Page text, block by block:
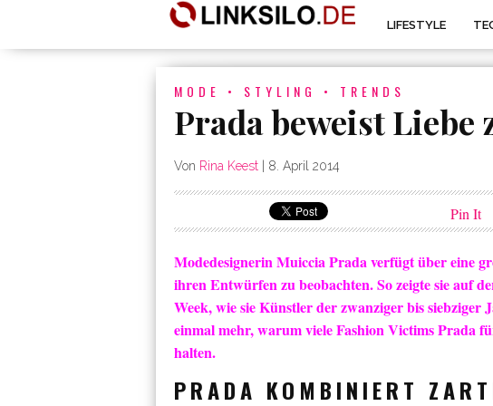
LIFESTYLE
MODE • STYLING • TRENDS
Prada beweist
Von Rina Keest 8. April 2014
Pin It
Modedesignerin Muiccia Prada verfügt über eine
ihren Entwürfen zu beobachten. So zeigte sie auf
Week, wie sie Künstler der zwanziger bis siebziger
einmal mehr, warum viele Fashion Victims Prada
halten.
PRADA KOMBINIERT